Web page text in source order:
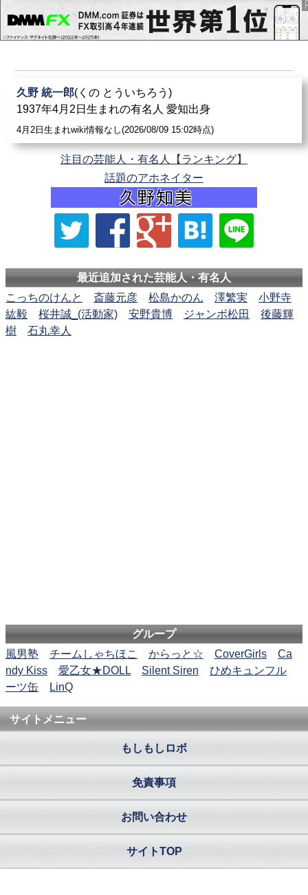
久野 統一郎(くの とういちろう)
1937年4月2日生まれの有名人 愛知出身
4月2日生まれwiki情報なし(2026/08/09 15:02時点)
注目の芸能人・有名人【ランキング】
話題のアホネイター
最近追加された芸能人・有名人
こっちのけんと
斎藤元彦 松島かのん 澤繁実
小野寺
紘毅
桜井誠_(活動家) 安野貴博 ジャンボ松田
後藤輝
樹
石丸幸人
グループ
風男塾
チームしゃちほこ からっと☆ CoverGirls
Ca
ndy Kiss
愛乙女★DOLL Silent Siren
ひめキュンフル
ーツ缶
LinQ
サイトメニュー
もしもしロボ
免責事項
お問い合わせ
サイトTOP